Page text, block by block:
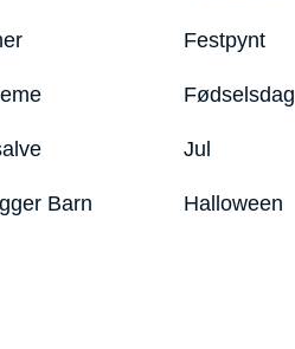
Barn
Festpynt
Fødselsdag
Jul
Halloween